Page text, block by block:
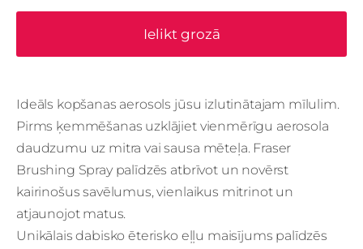
Ielikt grozā
Ideāls kopšanas aerosols jūsu izlutinātajam mīlulim.
Pirms ķemmēšanas uzklājiet vienmērīgu aerosola
daudzumu uz mitra vai sausa mēteļa. Fraser
Brushing Spray palīdzēs atbrīvot un novērst
kairinošus savēlumus, vienlaikus mitrinot un
atjaunojot matus.
Unikālais dabisko ēterisko eļļu maisījums palīdzēs